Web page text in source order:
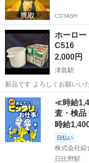
COYASH
ホーロ
C516
2,000円
津島駅
新品です よろしくお願い
愛知 津島市 津島駅
≪時給
査・検品
時給
日払い
株式会社綜
日比野駅